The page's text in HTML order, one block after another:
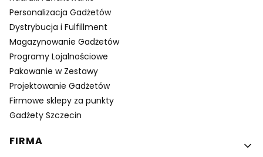
Personalizacja Gadżetów
Dystrybucja i Fulfillment
Magazynowanie Gadżetów
Programy Lojalnościowe
Pakowanie w Zestawy
Projektowanie Gadżetów
Firmowe sklepy za punkty
Gadżety Szczecin
FIRMA